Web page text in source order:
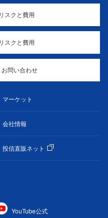
スクと費用
スクと費用
問い合わせ
マーケット
会社情報
投信直販ネット
YouTube公式